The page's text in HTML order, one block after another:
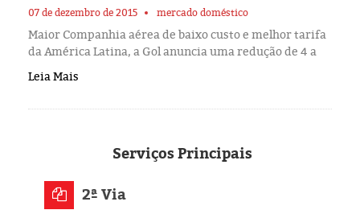
Amazonas
História
Eleições 2024
07 de dezembro de 2015 mercado doméstico
Maior Companhia aérea de baixo custo e melhor tarifa
da América Latina, a Gol anuncia uma redução de 4 a
Leia Mais
ServiçosPrincipais
2ª Via